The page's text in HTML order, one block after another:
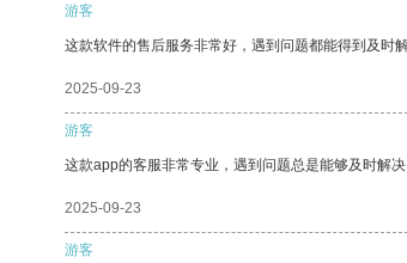
游客
这款软件的售后服务非常好，遇到问题都能得到及时解
2025-09-23
游客
这款app的客服非常专业，遇到问题总是能够及时解决
2025-09-23
游客